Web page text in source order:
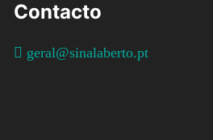
Contacto
geral@sinalaberto.pt